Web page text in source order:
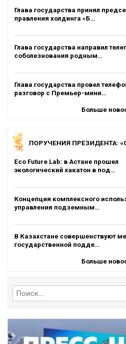
Глава государства принял
правления холдинга «Б…
Глава государства направил
соболезнования родным…
Глава государства провел
разговор с Премьер-мини…
Больше
ПОРУЧЕНИЯ ПРЕЗИДЕНТА:
Eco Future Lab: в Астане прошел
экологический хакатон в под…
Концепция комплексного
управления подземным…
В Казахстане совершенствуют
государственной подде…
Больше